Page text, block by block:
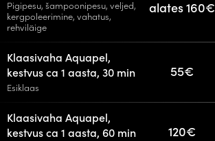
Pigipesu, šampoonipesu, veljed,
kergpoleerimine, vahatus,
rehviläige
alates 160€
Klaasivaha Aquapel,
kestvus ca 1 aasta, 30 min
Esiklaas
55€
Klaasivaha Aquapel,
kestvus ca 1 aasta, 60 min
120€